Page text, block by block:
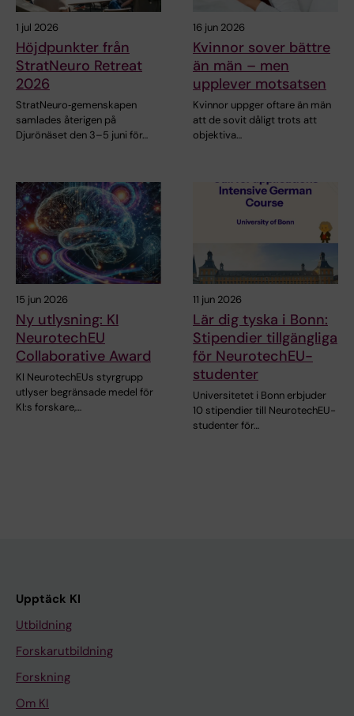
1 jul 2026
Höjdpunkter från
StratNeuro Retreat
2026
StratNeuro‑gemenskapen
samlades återigen på
Djurönäset den 3–5 juni för…
16 jun 2026
Kvinnor sover bättre
än män – men
upplever motsatsen
Kvinnor uppger oftare än män
att de sovit dåligt trots att
objektiva…
15 jun 2026
Ny utlysning: KI
NeurotechEU
Collaborative Award
KI NeurotechEUs styrgrupp
utlyser begränsade medel för
KI:s forskare,…
11 jun 2026
Lär dig tyska i Bonn:
Stipendier tillgängliga
för NeurotechEU-
studenter
Universitetet i Bonn erbjuder
10 stipendier till NeurotechEU-
studenter för…
Upptäck KI
Utbildning
Forskarutbildning
Forskning
Om KI